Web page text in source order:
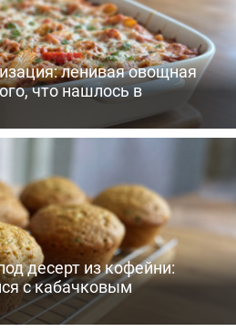
ленивая овощная
что нашлось в
десерт из кофейни:
с кабачковым